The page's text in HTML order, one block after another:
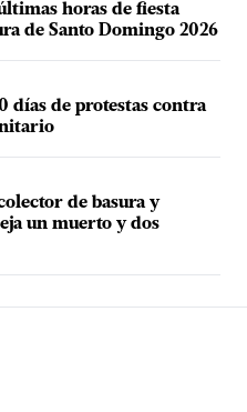
horas de fiesta
de Santo Domingo 2026
días de protestas contra
de basura y
un muerto y dos